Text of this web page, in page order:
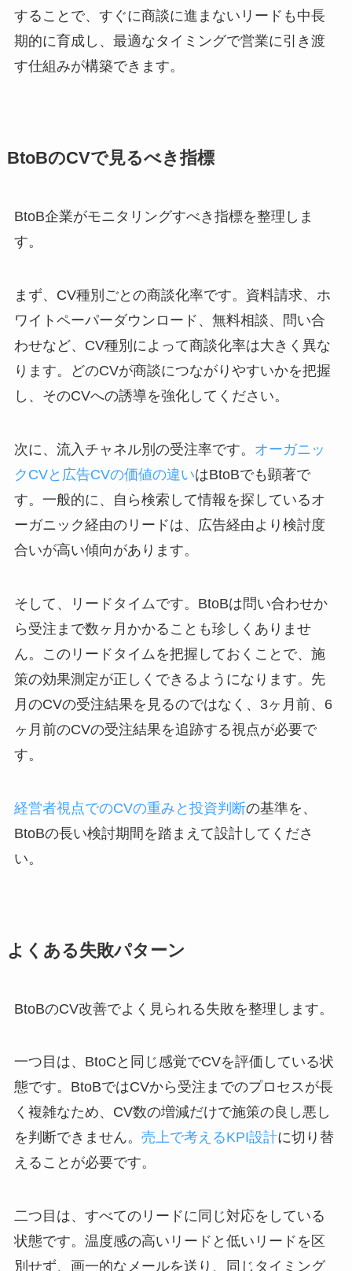
することで、すぐに商談に進まないリードも中長
期的に育成し、最適なタイミングで営業に引き渡
す仕組みが構築できます。
BtoBのCVで見るべき指標
BtoB企業がモニタリングすべき指標を整理しま
す。
まず、CV種別ごとの商談化率です。資料請求、ホ
ワイトペーパーダウンロード、無料相談、問い合
わせなど、CV種別によって商談化率は大きく異な
ります。どのCVが商談につながりやすいかを把握
し、そのCVへの誘導を強化してください。
次に、流入チャネル別の受注率です。 オーガニッ
クCVと広告CVの価値の違いはBtoBでも顕著で
す。一般的に、自ら検索して情報を探しているオ
ーガニック経由のリードは、広告経由より検討度
合いが高い傾向があります。
そして、リードタイムです。BtoBは問い合わせか
ら受注まで数ヶ月かかることも珍しくありませ
ん。このリードタイムを把握しておくことで、施
策の効果測定が正しくできるようになります。先
月のCVの受注結果を見るのではなく、3ヶ月前、6
ヶ月前のCVの受注結果を追跡する視点が必要で
す。
経営者視点でのCVの重みと投資判断の基準を、
BtoBの長い検討期間を踏まえて設計してくださ
い。
よくある失敗パターン
BtoBのCV改善でよく見られる失敗を整理します。
一つ目は、BtoCと同じ感覚でCVを評価している状
態です。BtoBではCVから受注までのプロセスが長
く複雑なため、CV数の増減だけで施策の良し悪し
を判断できません。 売上で考えるKPI設計に切り替
えることが必要です。
二つ目は、すべてのリードに同じ対応をしている
状態です。温度感の高いリードと低いリードを区
別せず、画一的なメールを送り、同じタイミング